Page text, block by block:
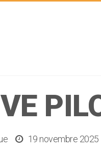
19 novembre 2025